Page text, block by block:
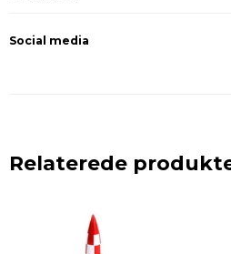
Social media
Relaterede